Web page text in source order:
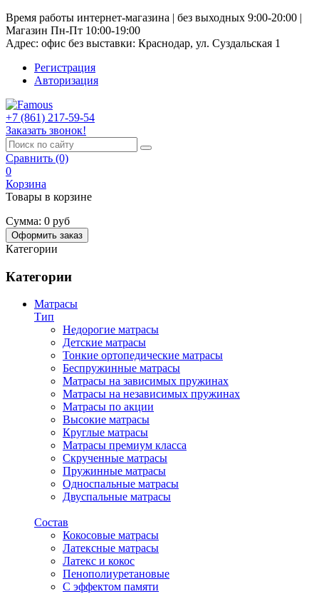
Время работы интернет-магазина | без выходных 9:00-20:00 |
Магазин Пн-Пт 10:00-19:00
Адрес: офис без выставки: Краснодар, ул. Суздальская 1
Регистрация
Авторизация
+7 (861) 217-59-54
Заказать звонок!
Сравнить (0)
0
Корзина
Товары в корзине
Сумма: 0 руб
Оформить заказ
Категории
Категории
Матрасы
Тип
Недорогие матрасы
Детские матрасы
Тонкие ортопедические матрасы
Беспружинные матрасы
Матрасы на зависимых пружинах
Матрасы на независимых пружинах
Матрасы по акции
Высокие матрасы
Круглые матрасы
Матрасы премиум класса
Скрученные матрасы
Пружинные матрасы
Односпальные матрасы
Двуспальные матрасы
Состав
Кокосовые матрасы
Латексные матрасы
Латекс и кокос
Пенополиуретановые
С эффектом памяти